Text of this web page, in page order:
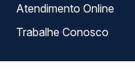
Atendimento Online
Trabalhe Conosco